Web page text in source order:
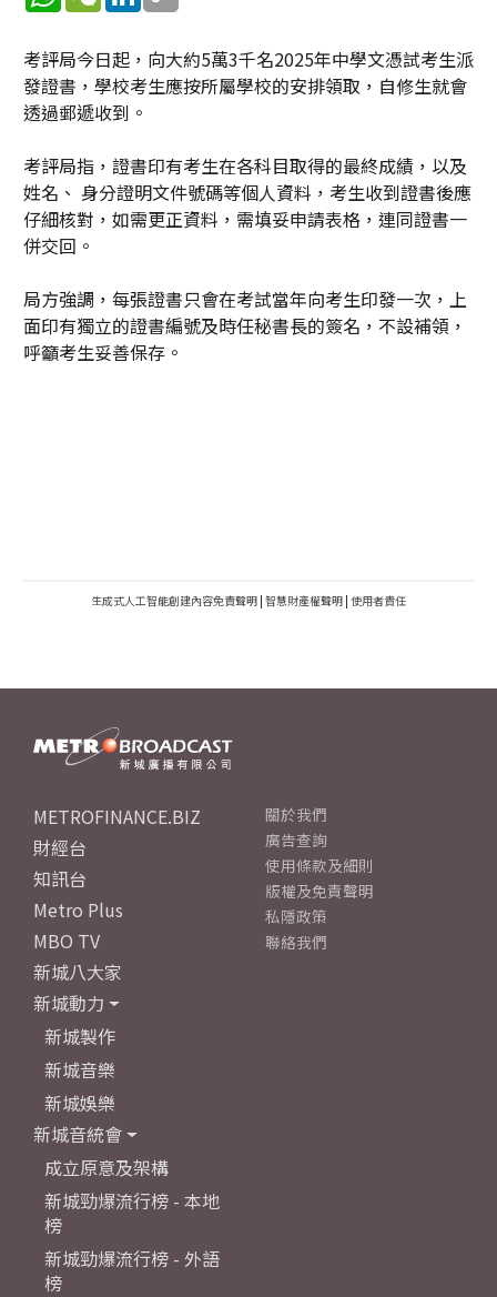
考評局今日起，向大約5萬3千名2025年中學文憑試考生派
發證書，學校考生應按所屬學校的安排領取，自修生就會
透過郵遞收到。
考評局指，證書印有考生在各科目取得的最終成績，以及
姓名、 身分證明文件號碼等個人資料，考生收到證書後應
仔細核對，如需更正資料，需填妥申請表格，連同證書一
併交回。
局方強調，每張證書只會在考試當年向考生印發一次，上
面印有獨立的證書編號及時任秘書長的簽名，不設補領，
呼籲考生妥善保存。
生成式人工智能創建內容免責聲明 | 智慧財產權聲明 | 使用者責任
METROFINANCE.BIZ
財經台
知訊台
Metro Plus
MBO TV
新城八大家
新城動力
新城製作
新城音樂
新城娛樂
新城音統會
成立原意及架構
新城勁爆流行榜 - 本地
榜
新城勁爆流行榜 - 外語
榜
關於我們
廣告查詢
使用條款及細則
版權及免責聲明
私隱政策
聯絡我們